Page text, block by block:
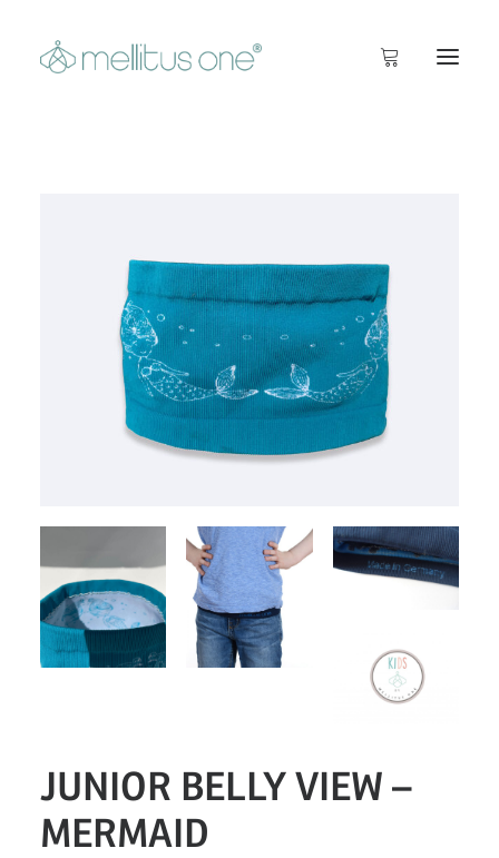
JUNIOR BELLY VIEW –
MERMAID